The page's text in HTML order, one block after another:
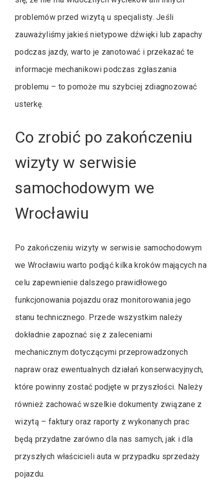
problemów przed wizytą u specjalisty. Jeśli
zauważyliśmy jakieś nietypowe dźwięki lub zapachy
podczas jazdy, warto je zanotować i przekazać te
informacje mechanikowi podczas zgłaszania
problemu – to pomoże mu szybciej zdiagnozować
usterkę.
Co zrobić po zakończeniu
wizyty w serwisie
samochodowym we
Wrocławiu
Po zakończeniu wizyty w serwisie samochodowym
we Wrocławiu warto podjąć kilka kroków mających na
celu zapewnienie dalszego prawidłowego
funkcjonowania pojazdu oraz monitorowania jego
stanu technicznego. Przede wszystkim należy
dokładnie zapoznać się z zaleceniami
mechanicznym dotyczącymi przeprowadzonych
napraw oraz ewentualnych działań konserwacyjnych,
które powinny zostać podjęte w przyszłości. Należy
również zachować wszelkie dokumenty związane z
wizytą – faktury oraz raporty z wykonanych prac
będą przydatne zarówno dla nas samych, jak i dla
przyszłych właścicieli auta w przypadku sprzedaży
pojazdu.